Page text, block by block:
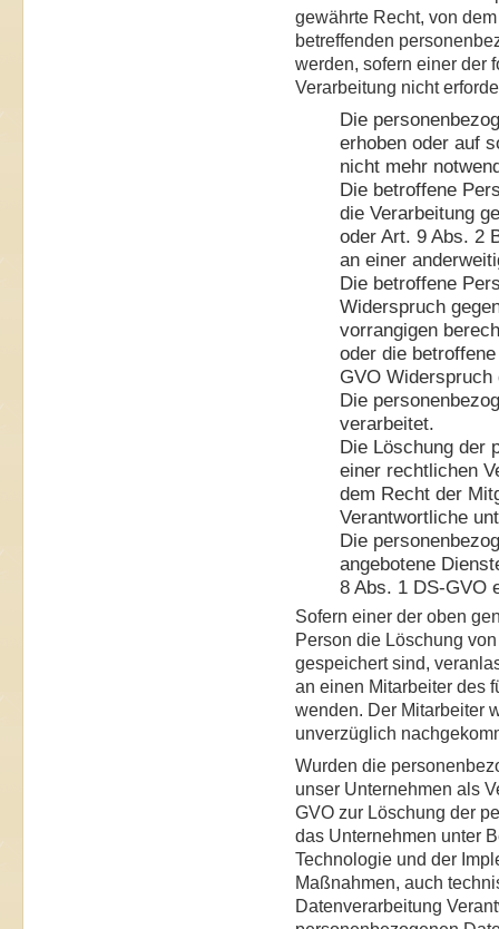
gewährte Recht, von
betreffenden
werden, sofern einer der
Verarbeitung nicht
Die
erhoben oder auf
nicht mehr
Die betroffene
die Verarbeitung
oder Art. 9 Abs. 2
an einer
Die betroffene
Widerspruch
vorrangigen
oder die
GVO Widerspruch
Die
verarbeitet.
Die Löschung der
einer rechtlichen
dem Recht der
Verantwortliche
Die
angebotene
8 Abs. 1 DS-GVO
Sofern einer der oben
Person die Löschung
gespeichert sind,
an einen Mitarbeiter des
wenden. Der Mitarbeiter
unverzüglich
Wurden die
unser Unternehmen als
GVO zur Löschung der
das Unternehmen unter
Technologie und der
Maßnahmen, auch
Datenverarbeitung